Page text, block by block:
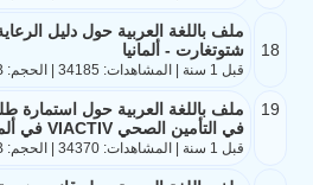
18
ملف باللغة العربية حول دليل
شتوتغارت - ألمانيا
قبل 1 سنة | المشاهدات: 34185 | الحجم: 522.3KB
19
ملف باللغة العربية حول استمارة
في التأمين الصحي VIACTIV في ألمانيا
قبل 1 سنة | المشاهدات: 34370 | الحجم: 396.3KB